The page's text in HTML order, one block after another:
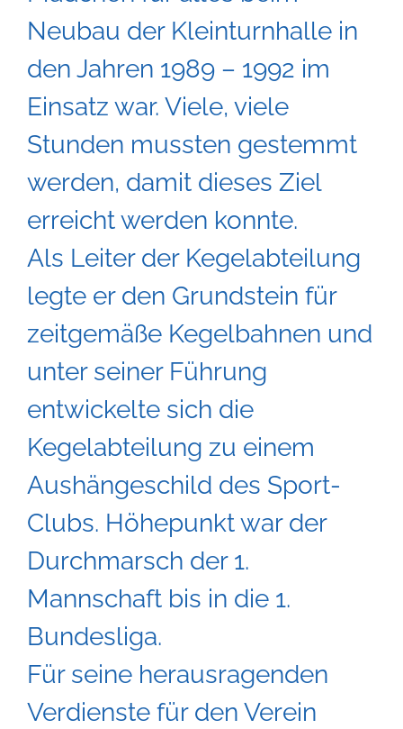
Neubau der Kleinturnhalle in
den Jahren 1989 – 1992 im
Einsatz war. Viele, viele
Stunden mussten gestemmt
werden, damit dieses Ziel
erreicht werden konnte.
Als Leiter der Kegelabteilung
legte er den Grundstein für
zeitgemäße Kegelbahnen und
unter seiner Führung
entwickelte sich die
Kegelabteilung zu einem
Aushängeschild des Sport-
Clubs. Höhepunkt war der
Durchmarsch der 1.
Mannschaft bis in die 1.
Bundesliga.
Für seine herausragenden
Verdienste für den Verein